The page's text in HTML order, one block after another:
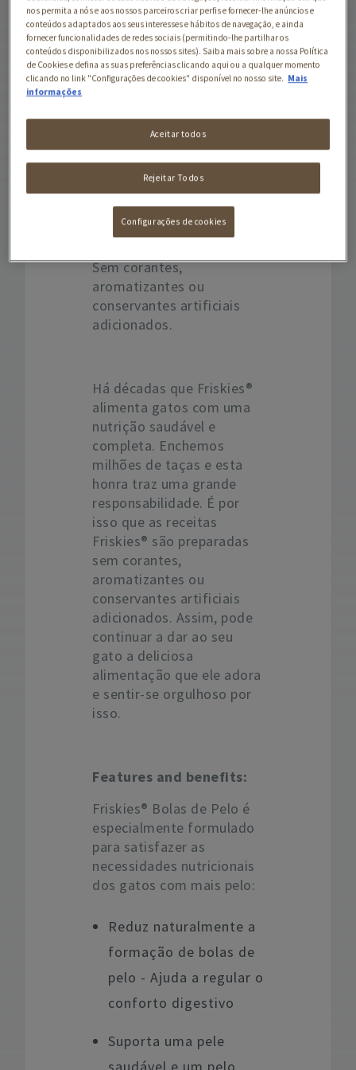
agradáveis para eles.
É por isso que os
especialistas Purina®
desenvolveram Friskies®
especialmente formulado
para ajudar a reduzir a
formação de bolas de pelo
e para suportar uma
digestão saudável.
Sem corantes,
aromatizantes ou
conservantes artificiais
adicionados.
Há décadas que Friskies®
alimenta gatos com uma
nutrição saudável e
completa. Enchemos
milhões de taças e esta
honra traz uma grande
responsabilidade. É por
isso que as receitas
Friskies® são preparadas
sem corantes,
aromatizantes ou
conservantes artificiais
adicionados. Assim, pode
continuar a dar ao seu
gato a deliciosa
alimentação que ele adora
e sentir-se orgulhoso por
isso.
Features and benefits:
Friskies® Bolas de Pelo é
especialmente formulado
para satisfazer as
necessidades nutricionais
dos gatos com mais pelo:
Reduz naturalmente a
formação de bolas de
pelo - Ajuda a regular o
conforto digestivo
Suporta uma pele
nos permita a nós e aos nossos parceiros criar perfis e fornecer-lhe anúncios e
conteúdos adaptados aos seus interesses e hábitos de navegação, e ainda
fornecer funcionalidades de redes sociais (permitindo-lhe partilhar os
conteúdos disponibilizados nos nossos sites). Saiba mais sobre a nossa Política
de Cookies e defina as suas preferências clicando aqui ou a qualquer momento
clicando no link "Configurações de cookies" disponível no nosso site. Mais
informações
Rejeitar Todos
Aceitar todos
Configurações de cookies